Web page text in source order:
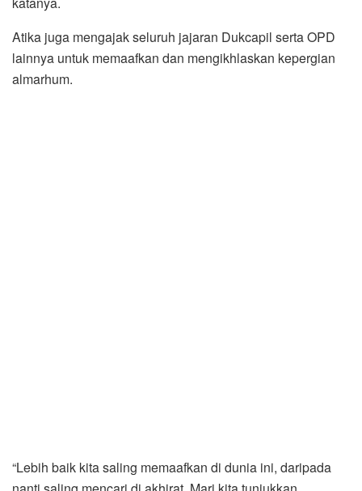
Atika juga mengajak seluruh jajaran Dukcapil serta OPD
lainnya untuk memaafkan dan mengikhlaskan kepergian
almarhum.
“Lebih baik kita saling memaafkan di dunia ini, daripada